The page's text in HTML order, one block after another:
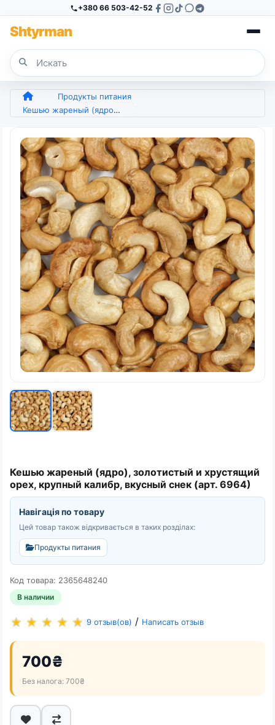
+380 66 503-42-52
Shtyrman
Продукты питания
Кешью жареный (ядро), золотистый и хрустящий орех, крупный калибр, вкусный снек (арт. 6964)
Кешью жареный (ядро), золотистый и хрустящий
орех, крупный калибр, вкусный снек (арт. 6964)
Навігація по товару
Цей товар також відкривається в таких розділах:
Продукты питания
Код товара: 2365648240
В наличии
9 отзыв(ов) / Написать отзыв
700₴
Без налога: 700₴